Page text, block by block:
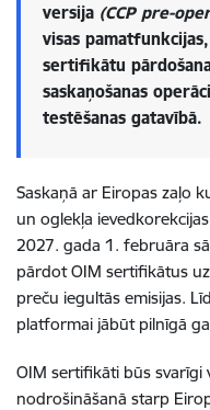
versija (CCP pre-
visas
sertifikātu
saskaņošanas
testēšanas gatavībā.
Saskaņā ar Eiropas zaļo
un oglekļa
2027. gada 1. februāra
pārdot OIM sertifikātus
preču iegultās emisijas.
platformai jābūt pilnīgā
OIM sertifikāti būs svarīgi
nodrošināšanā starp